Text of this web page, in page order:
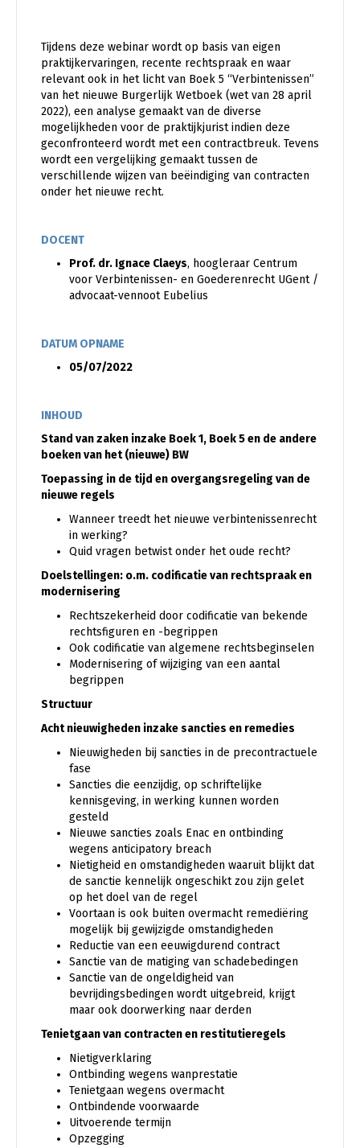
Tijdens deze webinar wordt op basis van eigen
praktijkervaringen, recente rechtspraak en waar
relevant ook in het licht van Boek 5 “Verbintenissen”
van het nieuwe Burgerlijk Wetboek (wet van 28 april
2022), een analyse gemaakt van de diverse
mogelijkheden voor de praktijkjurist indien deze
geconfronteerd wordt met een contractbreuk. Tevens
wordt een vergelijking gemaakt tussen de
verschillende wijzen van beëindiging van contracten
onder het nieuwe recht.
DOCENT
Prof. dr. Ignace Claeys, hoogleraar Centrum
voor Verbintenissen- en Goederenrecht UGent /
advocaat-vennoot Eubelius
DATUM OPNAME
05/07/2022
INHOUD
Stand van zaken inzake Boek 1, Boek 5 en de andere
boeken van het (nieuwe) BW
Toepassing in de tijd en overgangsregeling van de
nieuwe regels
Wanneer treedt het nieuwe verbintenissenrecht
in werking?
Quid vragen betwist onder het oude recht?
Doelstellingen: o.m. codificatie van rechtspraak en
modernisering
Rechtszekerheid door codificatie van bekende
rechtsfiguren en -begrippen
Ook codificatie van algemene rechtsbeginselen
Modernisering of wijziging van een aantal
begrippen
Structuur
Acht nieuwigheden inzake sancties en remedies
Nieuwigheden bij sancties in de precontractuele
fase
Sancties die eenzijdig, op schriftelijke
kennisgeving, in werking kunnen worden
gesteld
Nieuwe sancties zoals Enac en ontbinding
wegens anticipatory breach
Nietigheid en omstandigheden waaruit blijkt dat
de sanctie kennelijk ongeschikt zou zijn gelet
op het doel van de regel
Voortaan is ook buiten overmacht remediëring
mogelijk bij gewijzigde omstandigheden
Reductie van een eeuwigdurend contract
Sanctie van de matiging van schadebedingen
Sanctie van de ongeldigheid van
bevrijdingsbedingen wordt uitgebreid, krijgt
maar ook doorwerking naar derden
Tenietgaan van contracten en restitutieregels
Nietigverklaring
Ontbinding wegens wanprestatie
Tenietgaan wegens overmacht
Ontbindende voorwaarde
Uitvoerende termijn
Opzegging